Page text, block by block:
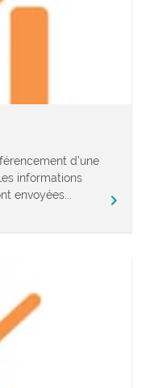
d’une
informations
envoyées...
chevron_right